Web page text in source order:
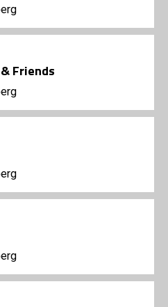
Friends